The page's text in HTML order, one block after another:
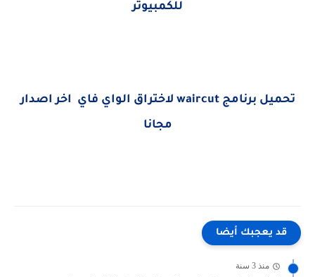
للكمبيوتر
تحميل برنامج waircut لاختراق الواي فاي اخر اصدار
مجانا
قد يعجبك أيضا
منذ 3 سنة